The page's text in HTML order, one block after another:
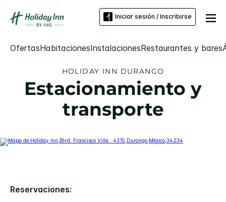
Iniciar sesión / Inscribirse
OfertasHabitacionesInstalacionesRestaurantes y bares
HOLIDAY INN DURANGO
Estacionamiento y
transporte
Reservaciones: